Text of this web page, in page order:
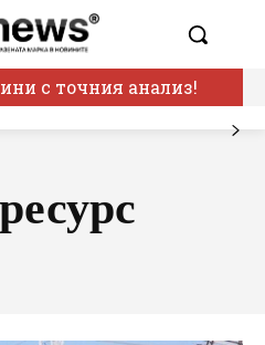
с точния анализ!
ресурс